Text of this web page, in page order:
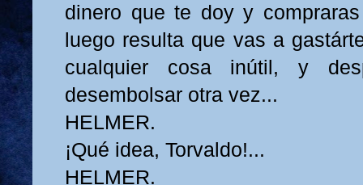
dinero que te doy y
luego resulta que vas a
cualquier cosa inútil, y
desembolsar otra vez...
HELMER.
¡Qué idea, Torvaldo!...
HELMER.